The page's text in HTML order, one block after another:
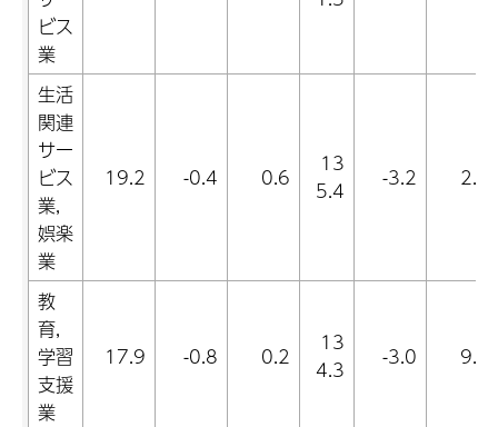
ビス
業
生活
関連
サー
ビス
業,
娯楽
業
19.2 -0.4 0.6
13
5.4
-3.2 2.4
教
育,
学習
支援
業
17.9 -0.8 0.2
13
4.3
-3.0 9.2